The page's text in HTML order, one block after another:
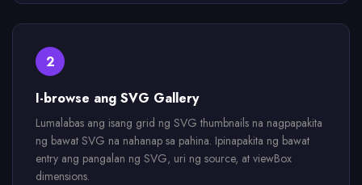
2
I-browse ang SVG Gallery
Lumalabas ang isang grid ng SVG thumbnails na nagpapakita
ng bawat SVG na nahanap sa pahina. Ipinapakita ng bawat
entry ang pangalan ng SVG, uri ng source, at viewBox
dimensions.